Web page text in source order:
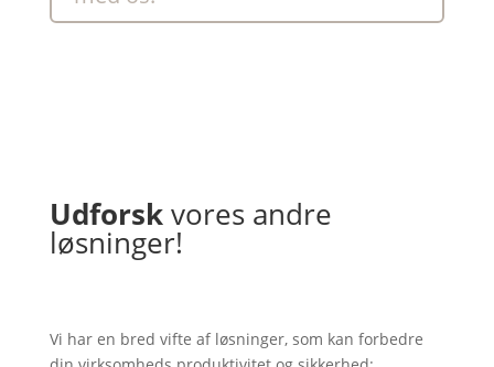
Udforskvores andre
løsninger!
Vi har en bred vifte af løsninger, som kan forbedre